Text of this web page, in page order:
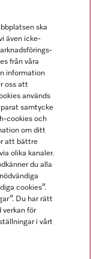
ska
även icke-
från våra
information
oss att
används
samtycke
cookies och
om ditt
att bättre
olika kanaler.
du alla
cookies”.
Du har rätt
verkan för
i vårt